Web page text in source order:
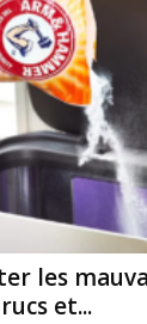
les
et...